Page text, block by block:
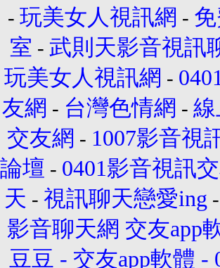
- 玩美女人視訊網 -
室 - 武則天影音視訊
玩美女人視訊網 -
友網 - 台灣色情網 -
交友網 - 1007影音視
論壇 - 0401影音視訊
天 - 視訊聊天戀愛ing -
影音聊天網 交友app
豆豆 - 交友app軟體 -